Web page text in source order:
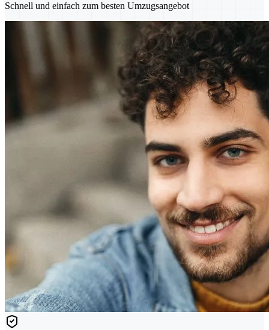
Schnell und einfach zum besten Umzugsangebot